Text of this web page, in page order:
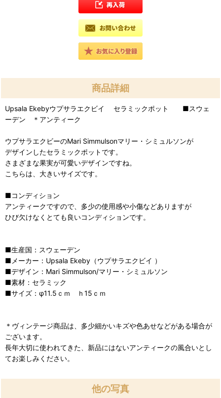
商品詳細
Upsala Ekebyウプサラエクビイ セラミックポット ■スウェ
ーデン ＊アンティーク
ウプサラエクビーのMari Simmulsonマリー・シミュルソンが
デザインしたセラミックポットです。
さまざまな果実が可愛いデザインですね。
こちらは、大きいサイズです。
■コンディション
アンティークですので、多少の使用感や小傷などありますが
ひび欠けなくとても良いコンディションです。
■生産国：スウェーデン
■メーカー：Upsala Ekeby（ウプサラエクビイ ）
■デザイン：Mari Simmulson/マリー・シミュルソン
■素材：セラミック
■サイズ：φ11.5ｃｍ ｈ15ｃｍ
＊ヴィンテージ商品は、多少細かいキズや色あせなどがある場合が
ございます。
長年大切に使われてきた、新品にはないアンティークの風合いとし
てお楽しみください。
他の写真